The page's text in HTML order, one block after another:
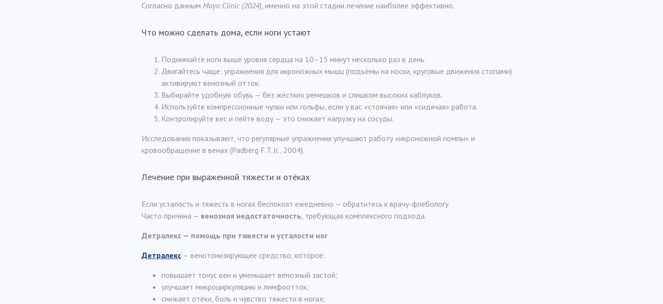
Согласно данным Mayo Clinic (2024), именно на этой стадии лечение наиболее эффективно.
Что можно сделать дома, если ноги устают
Поднимайте ноги выше уровня сердца на 10–15 минут несколько раз в день.
Двигайтесь чаще: упражнения для икроножных мышц (подъёмы на носки, круговые движения стопами)
активируют венозный отток.
Выбирайте удобную обувь — без жёстких ремешков и слишком высоких каблуков.
Используйте компрессионные чулки или гольфы, если у вас «стоячая» или «сидячая» работа.
Контролируйте вес и пейте воду — это снижает нагрузку на сосуды.
Исследования показывают, что регулярные упражнения улучшают работу «икроножной помпы» и
кровообращение в венах (Padberg F.T. Jr., 2004).
Лечение при выраженной тяжести и отёках
Если усталость и тяжесть в ногах беспокоят ежедневно — обратитесь к врачу-флебологу.
Часто причина — венозная недостаточность, требующая комплексного подхода.
Детралекс — помощь при тяжести и усталости ног
Детралекс — венотонизирующее средство, которое:
повышает тонус вен и уменьшает венозный застой;
улучшает микроциркуляцию и лимфоотток;
снижает отёки, боль и чувство тяжести в ногах;